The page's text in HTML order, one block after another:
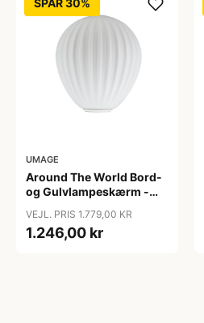
UMAGE
Around The World Bord-
og Gulvlampeskærm -
haves
VEJL. PRIS 1.779,00 KR
1.246,00 kr